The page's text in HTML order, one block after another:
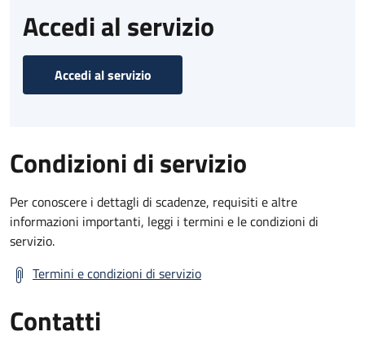
Accedi al servizio
Accedi al servizio
Condizioni di servizio
Per conoscere i dettagli di scadenze, requisiti e altre
informazioni importanti, leggi i termini e le condizioni di
servizio.
Termini e condizioni di servizio
Contatti